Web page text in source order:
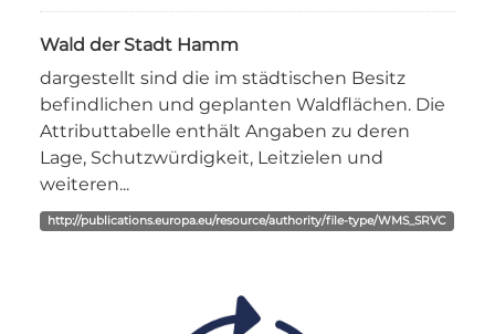
Wald der Stadt Hamm
dargestellt sind die im städtischen Besitz
befindlichen und geplanten Waldflächen. Die
Attributtabelle enthält Angaben zu deren
Lage, Schutzwürdigkeit, Leitzielen und
weiteren...
http://publications.europa.eu/resource/authority/file-type/WMS_SRVC